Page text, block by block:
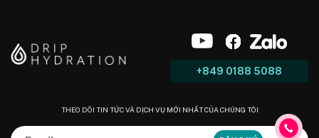
+849 0188 5088
THEO DÕI TIN TỨC VÀ DỊCH VỤ MỚI NHẤT CỦA CHÚNG TÔI